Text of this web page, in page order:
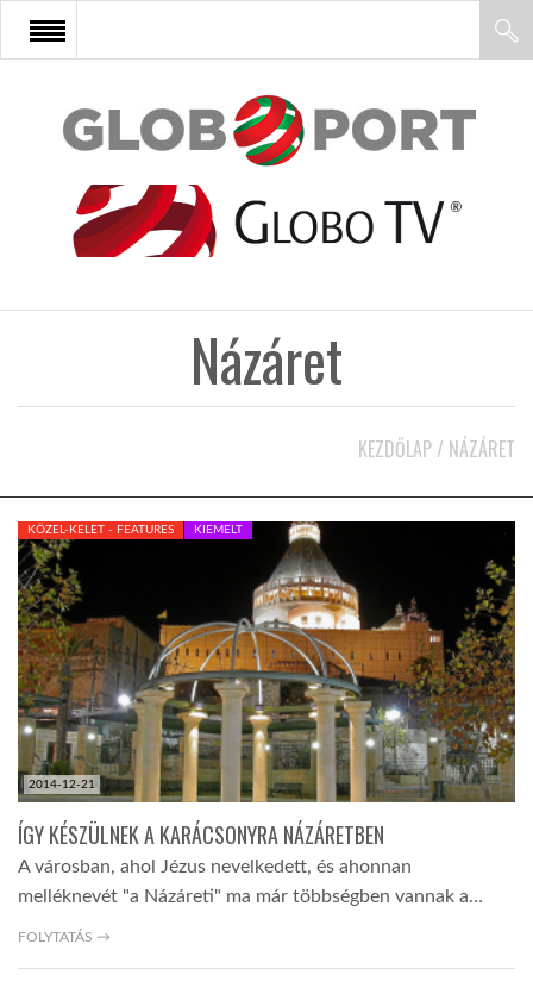
FŐOLDAL
AFRIKA
KÖZEL-KELET
AUSZTRÁLIA
A VILÁG ITTHON
GLOBOTV BP
Názáret
KEZDŐLAP / NÁZÁRET
2014-12-21
KÖZEL-KELET - FEATURES KIEMELT
ÍGY KÉSZÜLNEK A KARÁCSONYRA NÁZÁRETBEN
A városban, ahol Jézus nevelkedett, és ahonnan
melléknevét "a Názáreti" ma már többségben vannak a…
FOLYTATÁS →